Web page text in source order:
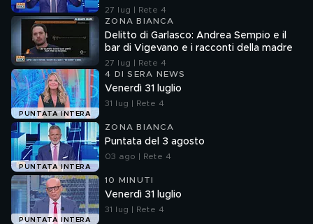
27 lug | Rete 4
ZONA BIANCA
Delitto di Garlasco: Andrea Sempio e il
bar di Vigevano e i racconti della madre
27 lug | Rete 4
PUNTATA INTERA
4 DI SERA NEWS
Venerdì 31 luglio
31 lug | Rete 4
PUNTATA INTERA
ZONA BIANCA
Puntata del 3 agosto
03 ago | Rete 4
PUNTATA INTERA
10 MINUTI
Venerdì 31 luglio
31 lug | Rete 4